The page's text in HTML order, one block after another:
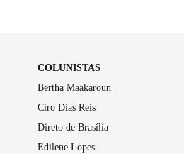
COLUNISTAS
Bertha Maakaroun
Ciro Dias Reis
Direto de Brasília
Edilene Lopes